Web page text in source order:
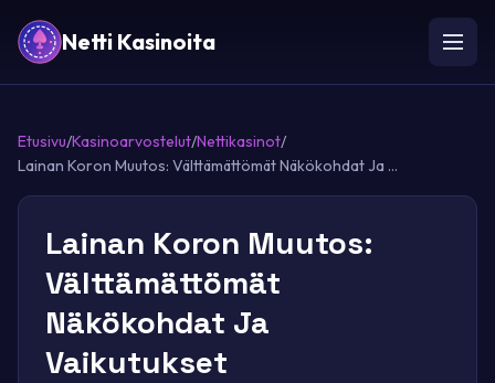
Netti Kasinoita
Etusivu/Kasinoarvostelut/Nettikasinot/
Lainan Koron Muutos: Välttämättömät Näkökohdat Ja ...
Lainan Koron Muutos:
Välttämättömät
Näkökohdat Ja
Vaikutukset